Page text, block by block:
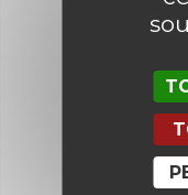
pour mon